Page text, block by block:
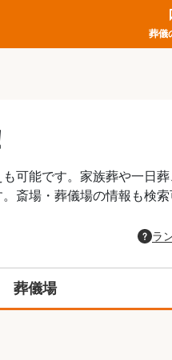
葬儀
可能です。家族葬や一日
斎場・葬儀場の情報も検
ラ
葬儀場